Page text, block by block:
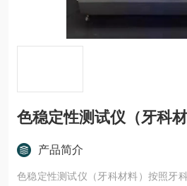
色稳定性测试仪（牙科材
产品简介
色稳定性测试仪（牙科材料）按照牙